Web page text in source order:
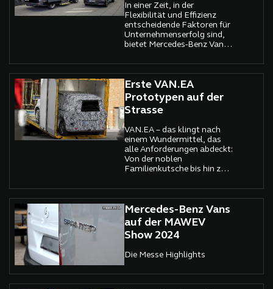
In einer Zeit, in der
Flexibilität und Effizienz
entscheidende Faktoren für
Unternehmenserfolg sind,
bietet Mercedes-Benz Vans
für gewerbliche und private
Kunden an: den Mercedes-
Benz Mobile Service. Dieser
Serviceansatz ermöglicht
es, planbare Wartungen,
Inspektionen sowie kleinere
Kunden vor Ort
durchzuführen – sei es auf
dem Betriebsgelände oder
im privaten Umfeld. Damit
schafft Mercedes-Benz Vans
Alternative zur klassischen
Werkstatt, sondern setzt
auch einen neuen Standard
für die Verfügbarkeit und
Effizienz von
Serviceleistungen.
Erste VAN.EA
Prototypen auf der
Strasse
VAN.EA – das klingt nach
einem Wundermittel, das
alle Anforderungen abdeckt:
Von der noblen
Familienkutsche bis hin zum
Mercedes-Benz Vans
auf der MAWEV
Show 2024
Die Messe Highlights